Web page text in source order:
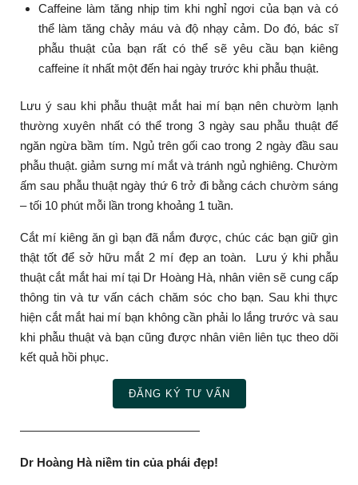
Caffeine làm tăng nhịp tim khi nghỉ ngơi của bạn và có
thể làm tăng chảy máu và độ nhạy cảm. Do đó, bác sĩ
phẫu thuật của bạn rất có thể sẽ yêu cầu bạn kiêng
caffeine ít nhất một đến hai ngày trước khi phẫu thuật.
Lưu ý sau khi phẫu thuật mắt hai mí bạn nên chườm lạnh
thường xuyên nhất có thể trong 3 ngày sau phẫu thuật để
ngăn ngừa bầm tím. Ngủ trên gối cao trong 2 ngày đầu sau
phẫu thuật. giảm sưng mí mắt và tránh ngủ nghiêng. Chườm
ấm sau phẫu thuật ngày thứ 6 trở đi bằng cách chườm sáng
– tối 10 phút mỗi lần trong khoảng 1 tuần.
Cắt mí kiêng ăn gì bạn đã nắm được, chúc các bạn giữ gìn
thật tốt để sở hữu mắt 2 mí đẹp an toàn. Lưu ý khi phẫu
thuật cắt mắt hai mí tại Dr Hoàng Hà, nhân viên sẽ cung cấp
thông tin và tư vấn cách chăm sóc cho bạn. Sau khi thực
hiện cắt mắt hai mí bạn không cần phải lo lắng trước và sau
khi phẫu thuật và bạn cũng được nhân viên liên tục theo dõi
kết quả hồi phục.
ĐĂNG KÝ TƯ VẤN
———————————————
Dr Hoàng Hà niềm tin của phái đẹp!